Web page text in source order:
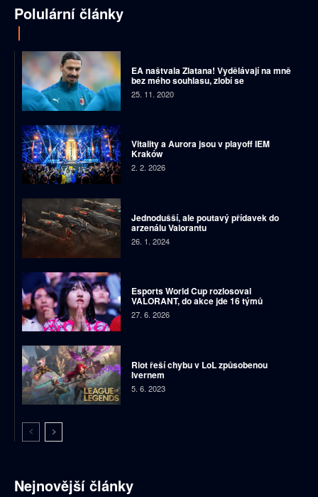
Polulární články
EA naštvala Zlatana! Vydělávají na mně
bez mého souhlasu, zlobí se
25. 11. 2020
Vitality a Aurora jsou v playoff IEM
Kraków
2. 2. 2026
Jednodušší, ale poutavý přídavek do
arzenálu Valorantu
26. 1. 2024
Esports World Cup rozlosoval
VALORANT, do akce jde 16 týmů
27. 6. 2026
Riot řeší chybu v LoL způsobenou
Ivernem
5. 6. 2023
Nejnovější články